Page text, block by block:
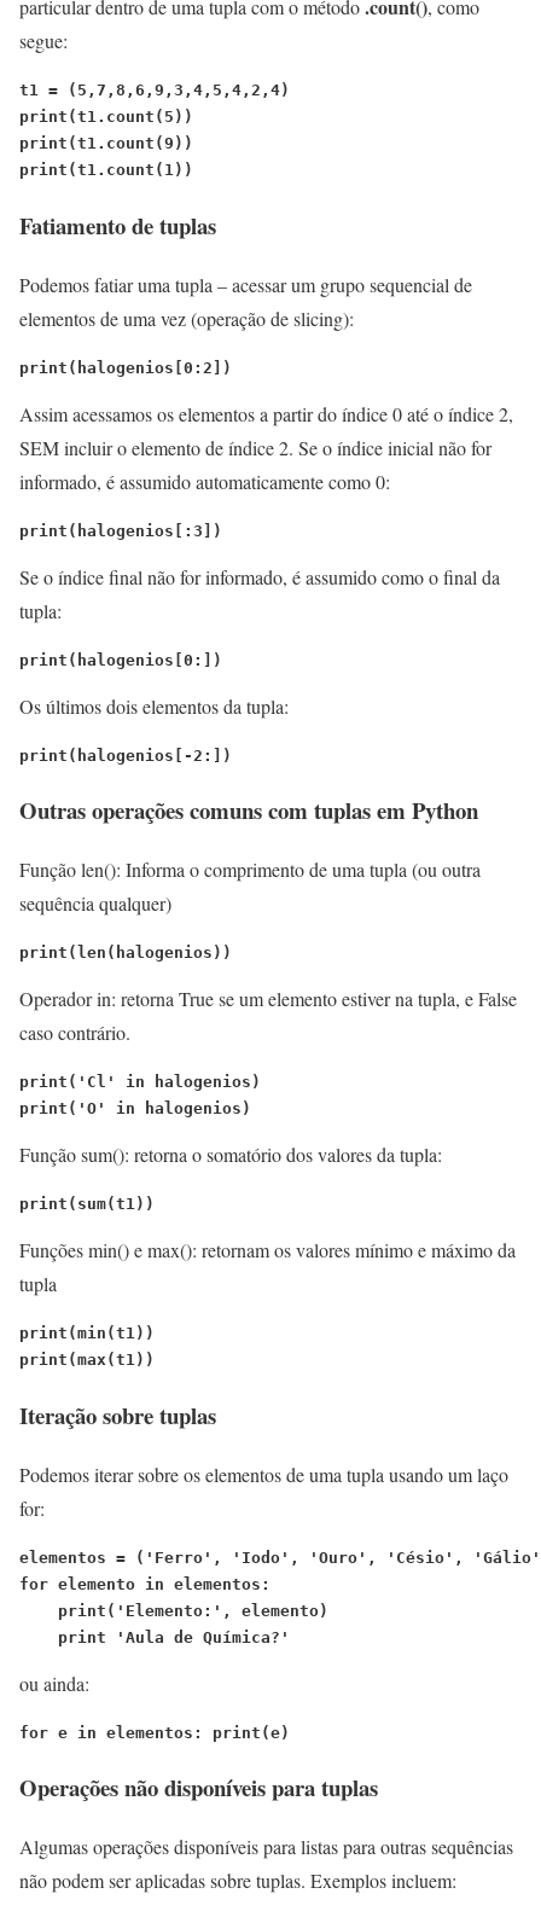
particular dentro de uma tupla com o método.count(), como
segue:
t1 = (5,7,8,6,9,3,4,5,4,2,4)
print(t1.count(5))
print(t1.count(9))
print(t1.count(1))
Fatiamento de tuplas
Podemos fatiar uma tupla – acessar um grupo sequencial de
elementos de uma vez (operação de slicing):
print(halogenios[0:2])
Assim acessamos os elementos a partir do índice 0 até o índice 2,
SEM incluir o elemento de índice 2. Se o índice inicial não for
informado, é assumido automaticamente como 0:
print(halogenios[:3])
Se o índice final não for informado, é assumido como o final da
tupla:
print(halogenios[0:])
Os últimos dois elementos da tupla:
print(halogenios[-2:])
Outras operações comuns com tuplas em Python
Função len(): Informa o comprimento de uma tupla (ou outra
sequência qualquer)
print(len(halogenios))
Operador in: retorna True se um elemento estiver na tupla, e False
caso contrário.
print('Cl' in halogenios)
print('O' in halogenios)
Função sum(): retorna o somatório dos valores da tupla:
print(sum(t1))
Funções min() e max(): retornam os valores mínimo e máximo da
tupla
print(min(t1))
print(max(t1))
Iteração sobre tuplas
Podemos iterar sobre os elementos de uma tupla usando um laço
for:
elementos = ('Ferro', 'Iodo', 'Ouro', 'Césio',
for elemento in elementos:
    print('Elemento:', elemento)
    print 'Aula de Química?'
ou ainda:
for e in elementos: print(e)
Operações não disponíveis para tuplas
Algumas operações disponíveis para listas para outras sequências
não podem ser aplicadas sobre tuplas. Exemplos incluem: